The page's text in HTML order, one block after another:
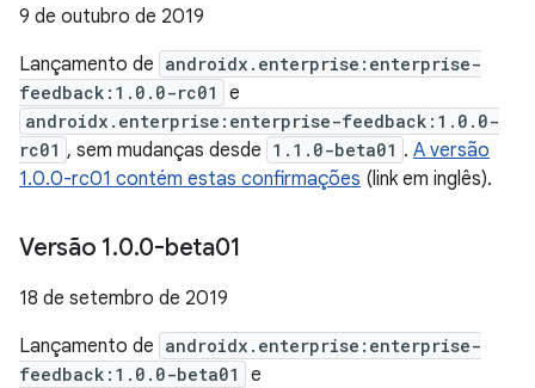
9 de outubro de 2019
Lançamento de androidx.enterprise:enterprise-
feedback:1.0.0-rc01
e
androidx.enterprise:enterprise-feedback:1.0.0-
rc01 , sem mudanças desde 1.1.0-beta01 . A versão
1.0.0-rc01 contém estas confirmações (link em inglês).
Versão 1.0.0-beta01
18 de setembro de 2019
Lançamento de androidx.enterprise:enterprise-
feedback:1.0.0-beta01
e